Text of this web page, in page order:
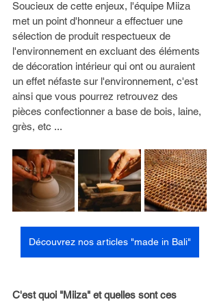
Soucieux de cette enjeux, l'équipe Miiza
met un point d'honneur a effectuer une
sélection de produit respectueux de
l'environnement en excluant des éléments
de décoration intérieur qui ont ou auraient
un effet néfaste sur l'environnement, c'est
ainsi que vous pourrez retrouvez des
pièces confectionner a base de bois, laine,
grès, etc ...
Découvrez nos articles "made in Bali"
C'est quoi "Miiza" et quelles sont ces